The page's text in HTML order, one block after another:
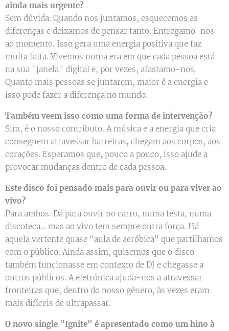
ainda mais urgente?
Sem dúvida. Quando nos juntamos, esquecemos as
diferenças e deixamos de pensar tanto. Entregamo-nos
ao momento. Isso gera uma energia positiva que faz
muita falta. Vivemos numa era em que cada pessoa está
na sua "janela" digital e, por vezes, afastamo-nos.
Quanto mais pessoas se juntarem, maior é a energia e
isso pode fazer a diferença no mundo.
Também veem isso como uma forma de intervenção?
Sim, é o nosso contributo. A música e a energia que cria
conseguem atravessar barreiras, chegam aos corpos, aos
corações. Esperamos que, pouco a pouco, isso ajude a
provocar mudanças dentro de cada pessoa.
Este disco foi pensado mais para ouvir ou para viver ao
vivo?
Para ambos. Dá para ouvir no carro, numa festa, numa
discoteca… mas ao vivo tem sempre outra força. Há
aquela vertente quase "aula de aeróbica" que partilhamos
com o público. Ainda assim, quisemos que o disco
também funcionasse em contexto de DJ e chegasse a
outros públicos. A eletrónica ajuda-nos a atravessar
fronteiras que, dentro do nosso género, às vezes eram
mais difíceis de ultrapassar.
O novo single "Ignite" é apresentado como um hino à